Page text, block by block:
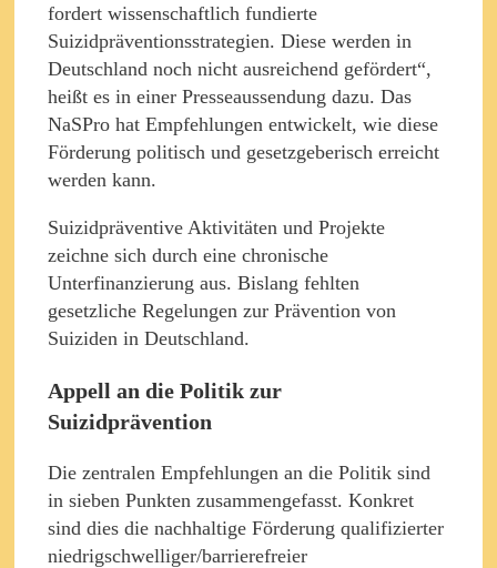
fordert wissenschaftlich fundierte
Suizidpräventionsstrategien. Diese werden in
Deutschland noch nicht ausreichend gefördert“,
heißt es in einer Presseaussendung dazu. Das
NaSPro hat Empfehlungen entwickelt, wie diese
Förderung politisch und gesetzgeberisch erreicht
werden kann.
Suizidpräventive Aktivitäten und Projekte
zeichne sich durch eine chronische
Unterfinanzierung aus. Bislang fehlten
gesetzliche Regelungen zur Prävention von
Suiziden in Deutschland.
Appell an die Politik zur
Suizidprävention
Die zentralen Empfehlungen an die Politik sind
in sieben Punkten zusammengefasst. Konkret
sind dies die nachhaltige Förderung qualifizierter
niedrigschwelliger/barrierefreier